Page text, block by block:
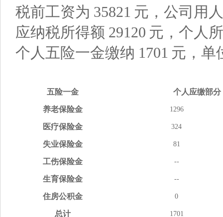
税前工资为 35821 元，公司用
应纳税所得额 29120 元，个人
个人五险一金缴纳 1701 元，单
五险一金 个人应缴部分
养老保险金 1296
医疗保险金 324
失业保险金 81
工伤保险金 --
生育保险金 --
住房公积金 0
总计 1701